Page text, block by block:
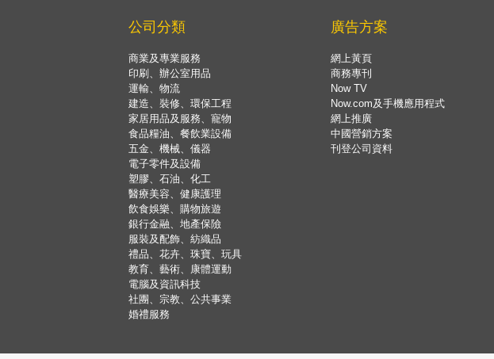
公司分類
商業及專業服務
印刷、辦公室用品
運輸、物流
建造、裝修、環保工程
家居用品及服務、寵物
食品糧油、餐飲業設備
五金、機械、儀器
電子零件及設備
塑膠、石油、化工
醫療美容、健康護理
飲食娛樂、購物旅遊
銀行金融、地產保險
服裝及配飾、紡織品
禮品、花卉、珠寶、玩具
教育、藝術、康體運動
電腦及資訊科技
社團、宗教、公共事業
婚禮服務
廣告方案
網上黃頁
商務專刊
Now TV
Now.com及手機應用程式
網上推廣
中國營銷方案
刊登公司資料